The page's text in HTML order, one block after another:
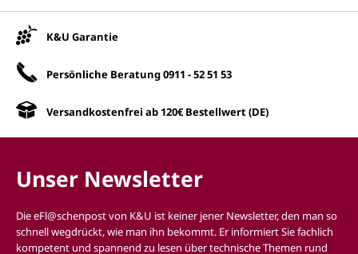
K&U Garantie
Persönliche Beratung0911 - 52 51 53
Versandkostenfrei ab 120€ Bestellwert (DE)
Unser Newsletter
Die eFl@schenpost von K&U ist keiner jener Newsletter, den man so
schnell wegdrückt, wie man ihn bekommt. Er informiert Sie fachlich
kompetent und spannend zu lesen über technische Themen rund